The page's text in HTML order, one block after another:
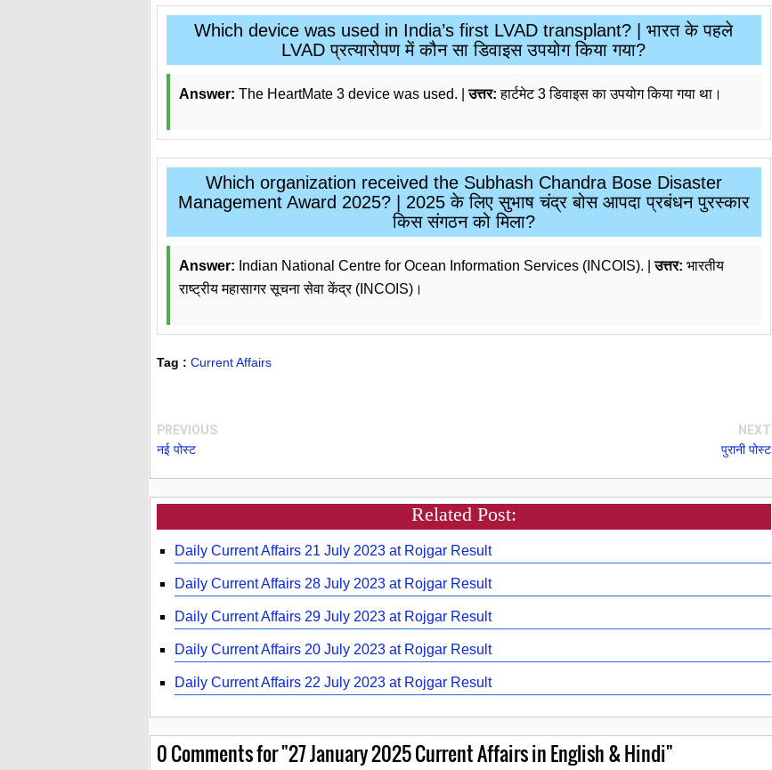
Which device was used in India’s first LVAD transplant? | भारत के पहले
LVAD प्रत्यारोपण में कौन सा डिवाइस उपयोग किया गया?
Answer: The HeartMate 3 device was used. |उत्तर: हार्टमेट 3 डिवाइस का उपयोग किया गया था।
Which organization received the Subhash Chandra Bose Disaster
Management Award 2025? | 2025 के लिए सुभाष चंद्र बोस आपदा प्रबंधन पुरस्कार
किस संगठन को मिला?
Answer: Indian National Centre for Ocean Information Services (INCOIS). |उत्तर: भारतीय
राष्ट्रीय महासागर सूचना सेवा केंद्र (INCOIS)।
Tag : Current Affairs
PREVIOUS
नई पोस्ट
NEXT
पुरानी पोस्ट
Related Post:
Daily Current Affairs 21 July 2023 at Rojgar Result
Daily Current Affairs 28 July 2023 at Rojgar Result
Daily Current Affairs 29 July 2023 at Rojgar Result
Daily Current Affairs 20 July 2023 at Rojgar Result
Daily Current Affairs 22 July 2023 at Rojgar Result
0Comments for "27 January 2025 Current Affairs in English & Hindi"